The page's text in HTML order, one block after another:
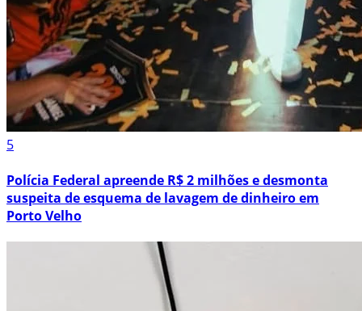
5
Polícia Federal apreende R$ 2 milhões e desmonta
suspeita de esquema de lavagem de dinheiro em
Porto Velho